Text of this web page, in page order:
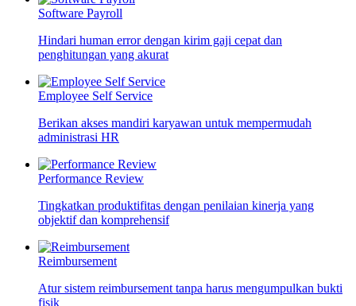
Software Payroll
Hindari human error dengan kirim gaji cepat dan
penghitungan yang akurat
Employee Self Service
Berikan akses mandiri karyawan untuk mempermudah
administrasi HR
Performance Review
Tingkatkan produktifitas dengan penilaian kinerja yang
objektif dan komprehensif
Reimbursement
Atur sistem reimbursement tanpa harus mengumpulkan bukti
fisik